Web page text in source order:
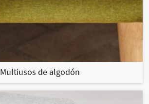
Multiusos de algodón